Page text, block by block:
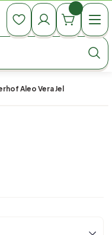
Kargo
Aleo Vera Jel